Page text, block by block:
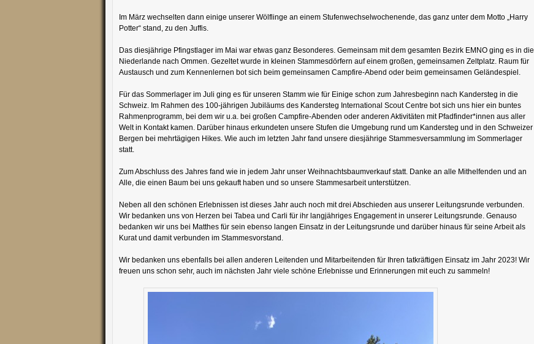
Im März wechselten dann einige unserer Wölflinge an einem Stufenwechselwochenende, das ganz unter dem Motto „Harry
Potter“ stand, zu den Juffis.
Das diesjährige Pfingstlager im Mai war etwas ganz Besonderes. Gemeinsam mit dem gesamten Bezirk EMNO ging es in die
Niederlande nach Ommen. Gezeltet wurde in kleinen Stammesdörfern auf einem großen, gemeinsamen Zeltplatz. Raum für
Austausch und zum Kennenlernen bot sich beim gemeinsamen Campfire-Abend oder beim gemeinsamen Geländespiel.
Für das Sommerlager im Juli ging es für unseren Stamm wie für Einige schon zum Jahresbeginn nach Kandersteg in die
Schweiz. Im Rahmen des 100-jährigen Jubiläums des Kandersteg International Scout Centre bot sich uns hier ein buntes
Rahmenprogramm, bei dem wir u.a. bei großen Campfire-Abenden oder anderen Aktivitäten mit Pfadfinder*innen aus aller
Welt in Kontakt kamen. Darüber hinaus erkundeten unsere Stufen die Umgebung rund um Kandersteg und in den Schweizer
Bergen bei mehrtägigen Hikes. Wie auch im letzten Jahr fand unsere diesjährige Stammesversammlung im Sommerlager
statt.
Zum Abschluss des Jahres fand wie in jedem Jahr unser Weihnachtsbaumverkauf statt. Danke an alle Mithelfenden und an
Alle, die einen Baum bei uns gekauft haben und so unsere Stammesarbeit unterstützen.
Neben all den schönen Erlebnissen ist dieses Jahr auch noch mit drei Abschieden aus unserer Leitungsrunde verbunden.
Wir bedanken uns von Herzen bei Tabea und Carli für ihr langjähriges Engagement in unserer Leitungsrunde. Genauso
bedanken wir uns bei Matthes für sein ebenso langen Einsatz in der Leitungsrunde und darüber hinaus für seine Arbeit als
Kurat und damit verbunden im Stammesvorstand.
Wir bedanken uns ebenfalls bei allen anderen Leitenden und Mitarbeitenden für Ihren tatkräftigen Einsatz im Jahr 2023! Wir
freuen uns schon sehr, auch im nächsten Jahr viele schöne Erlebnisse und Erinnerungen mit euch zu sammeln!